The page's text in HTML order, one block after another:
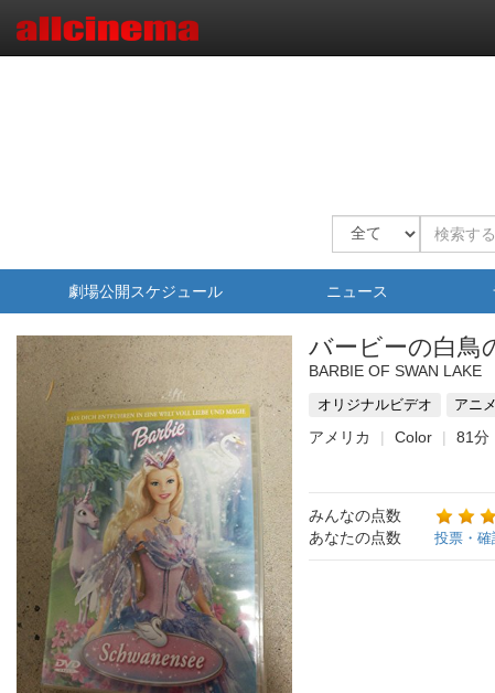
劇場公開スケジュール ニュース
バービーの白鳥
BARBIE OF SWAN LAKE
オリジナルビデオ アニメ
アメリカ Color 81分
みんなの点数
あなたの点数
投票・確